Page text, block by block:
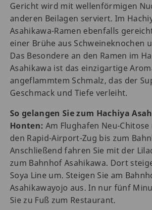
Gericht wird mit wellenförmigen
anderen Beilagen serviert. Im
Asahikawa-Ramen ebenfalls
einer Brühe aus Schweineknochen
Das Besondere an den Ramen im
Asahikawa ist das einzigartige
angeflammtem Schmalz, das der
Geschmack und Tiefe verleiht.
So gelangen Sie zum Hachiya
Honten: Am Flughafen Neu-Chitose
den Rapid-Airport-Zug bis zum
Anschließend fahren Sie mit der
zum Bahnhof Asahikawa. Dort
Soya Line um. Steigen Sie am
Asahikawayojo aus. In nur fünf
Sie zu Fuß zum Restaurant.